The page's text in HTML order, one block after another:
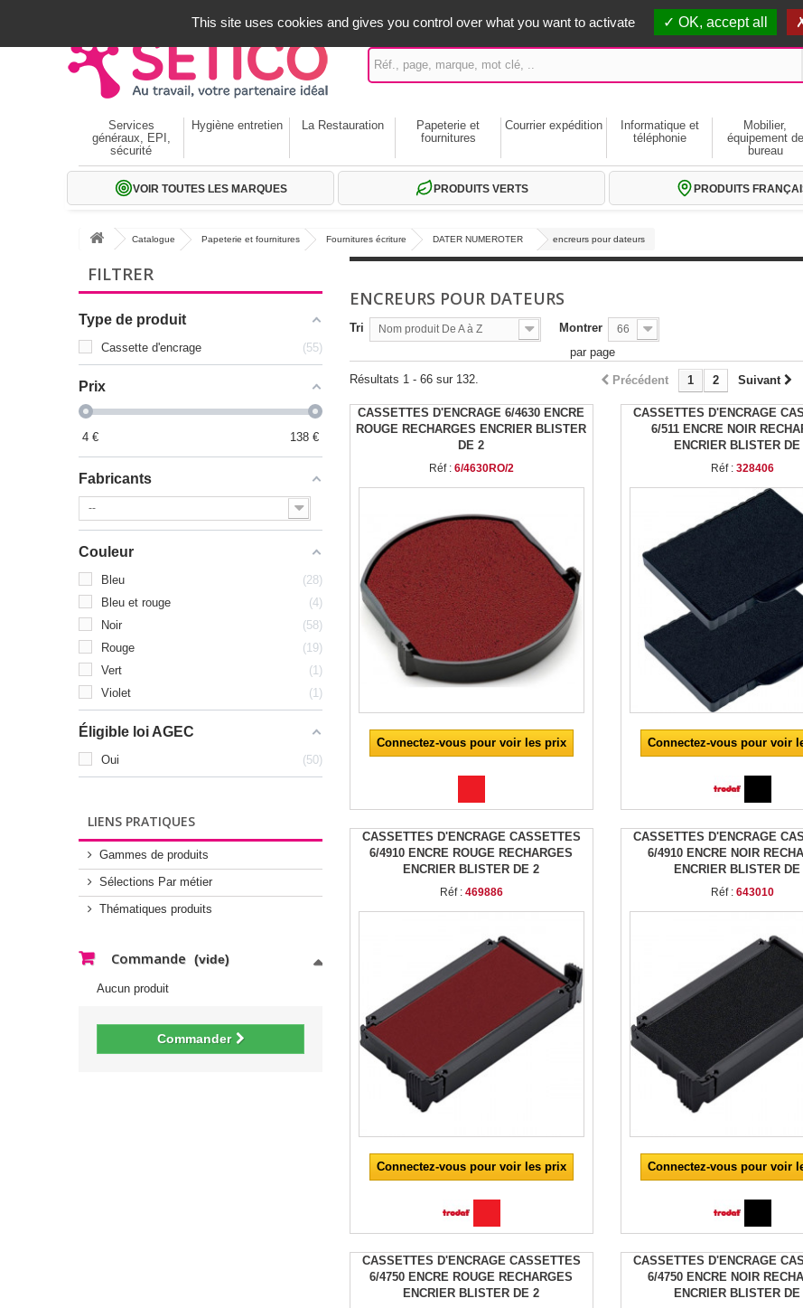
Services
généraux, EPI,
sécurité
Hygiène entretien La Restauration
Papeterie et
fournitures
Courrier expédition
Informatique et
téléphonie
Mobilier,
équipement de
bureau
VOIR TOUTES LES MARQUES PRODUITS VERTS PRODUITS
Catalogue Papeterie et fournitures Fournitures écriture DATER NUMEROTER encreurs pour dateurs
FILTRER
Type de produit
Cassette d'encrage 55
Prix
4 € 138 €
Fabricants
--
Couleur
Bleu
28
Bleu et rouge
4
Noir
58
Rouge
19
Vert
1
Violet
1
Éligible loi AGEC
Oui 50
LIENS PRATIQUES
Gammes de produits
Sélections Par métier
Thématiques produits
Commande (vide)
Aucun produit
Commander
ENCREURS POUR DATEURS
Tri Nom produit De A à Z Montrer 66
par page
Précédent 1 2 Suivant
Résultats 1 - 66 sur 132.
CASSETTES D'ENCRAGE 6/4630 ENCRE
ROUGE RECHARGES ENCRIER BLISTER
DE 2
Réf : 6/4630RO/2
Connectez-vous pour voir les prix
CASSETTES D'ENCRAGE
6/511 ENCRE NOIR
ENCRIER BLISTER DE
Réf : 328406
Connectez-vous pour voir
CASSETTES D'ENCRAGE CASSETTES
6/4910 ENCRE ROUGE RECHARGES
ENCRIER BLISTER DE 2
Réf : 469886
Connectez-vous pour voir les prix
CASSETTES D'ENCRAGE
6/4910 ENCRE NOIR
ENCRIER BLISTER DE
Réf : 643010
Connectez-vous pour voir
CASSETTES D'ENCRAGE CASSETTES
6/4750 ENCRE ROUGE RECHARGES
ENCRIER BLISTER DE 2
CASSETTES D'ENCRAGE
6/4750 ENCRE NOIR
ENCRIER BLISTER DE
This site uses cookies and gives you control over what you want to activate OK, accept all